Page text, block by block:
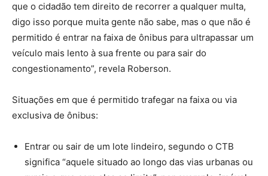
que o cidadão tem direito de recorrer a qualquer multa,
digo isso porque muita gente não sabe, mas o que não é
permitido é entrar na faixa de ônibus para ultrapassar um
veículo mais lento à sua frente ou para sair do
congestionamento”, revela Roberson.
Situações em que é permitido trafegar na faixa ou via
exclusiva de ônibus:
Entrar ou sair de um lote lindeiro, segundo o CTB
significa “aquele situado ao longo das vias urbanas ou